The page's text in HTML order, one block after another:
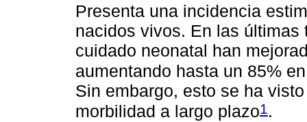
Presenta una incidencia
nacidos vivos. En las
cuidado neonatal han
aumentando hasta un 85%
Sin embargo, esto se ha
morbilidad a largo plazo1.